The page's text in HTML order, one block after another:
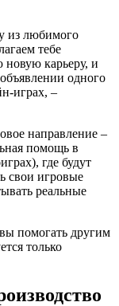
из любимого
тебе
новую карьеру, и
одного
играх, –
направление –
помощь в
где будут
свои игровые
реальные
помогать другим
только